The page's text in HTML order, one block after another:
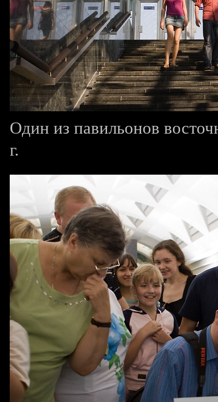
Один из павильонов
г.